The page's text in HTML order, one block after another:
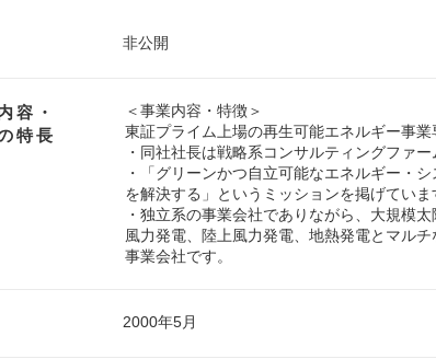
非公開
容・
特長
＜事業内容・特徴＞
東証プライム上場の再生可能エネルギー事業
・同社社長は戦略系コンサルティングファ
・「グリーンかつ自立可能なエネルギー・
を解決する」というミッションを掲げていま
・独立系の事業会社でありながら、大規模
風力発電、陸上風力発電、地熱発電とマル
事業会社です。
2000年5月